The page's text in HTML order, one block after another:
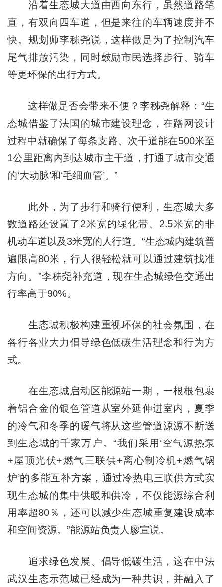
沿着生态城大道由西向东行，虽然道路笔
直，有双向四车道，但是来往的车辆速度并不
快。规划师李秭尧说，这样做是为了控制汽车
尾气排放污染，同时鼓励市民选择步行、骑车
等更环保的出行方式。
这样做是否会带来不便？李秭尧解释：“生
态城借鉴了法国的城市建设理念，在路网设计
过程中就确保了每条支路、次干道能在500米至
1公里距离内到达城市主干道，打通了城市交通
的‘大动脉’和‘毛细血管’。”
此外，为了步行和骑行便利，生态城大多
数道路还设置了2米宽的绿化带、2.5米宽的非
机动车道以及3米宽的人行道。“生态城内建筑普
遍限高80米，行人很轻松就可以通过建筑找准
方向。”李秭尧补充道，现在生态城绿色交通出
行率高于90%。
生态城积极构建重视环保的社会氛围，在
各行各业大力倡导绿色低碳生活理念和行为方
式。
在生态城启动区能源站一期，一根根包裹
着铝合金的银色管道从室外延伸进室内，夏季
的冷气和冬季的暖气将从这些管道源源不断送
到生态城的千家万户。“我们采用‘空气源热泵
+屋顶光伏+燃气三联供+离心制冷机+燃气锅
炉’的多能互补方案，通过冷热电三联供方式实
现生态城的集中供暖和供冷，不仅能源综合利
用率超80％，还可以减少生态城重复建设成本
和空间资源。”能源站负责人廖宣说。
追求绿色发展、倡导低碳生活，这在中法
武汉生态示范城已经成为一种共识，并融入了